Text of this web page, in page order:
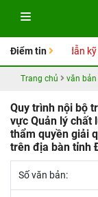
Điểm tin
Sổ tay Hướng dẫn
Trang chủ văn bản
Quy trình nội bộ
vực Quản lý chất
thẩm quyền giải
trên địa bàn tỉnh
Số văn bản: